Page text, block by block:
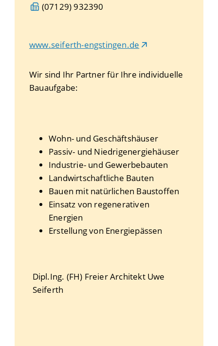
(071 29) 932390
www.seiferth-engstingen.de
Dipl.Ing. (FH) Freier Architekt Uwe
Seiferth
Wir sind Ihr Partner für Ihre individuelle
Bauaufgabe:
Wohn- und Geschäftshäuser
Passiv- und Niedrigenergiehäuser
Industrie- und Gewerbebauten
Landwirtschaftliche Bauten
Bauen mit natürlichen Baustoffen
Einsatz von regenerativen
Energien
Erstellung von Energiepässen